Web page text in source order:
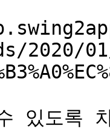
01/
있도록